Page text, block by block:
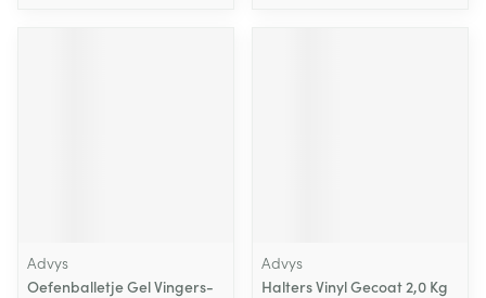
Advys
Oefenballetje Gel Vingers-
Advys
Halters Vinyl Gecoat 2,0 Kg